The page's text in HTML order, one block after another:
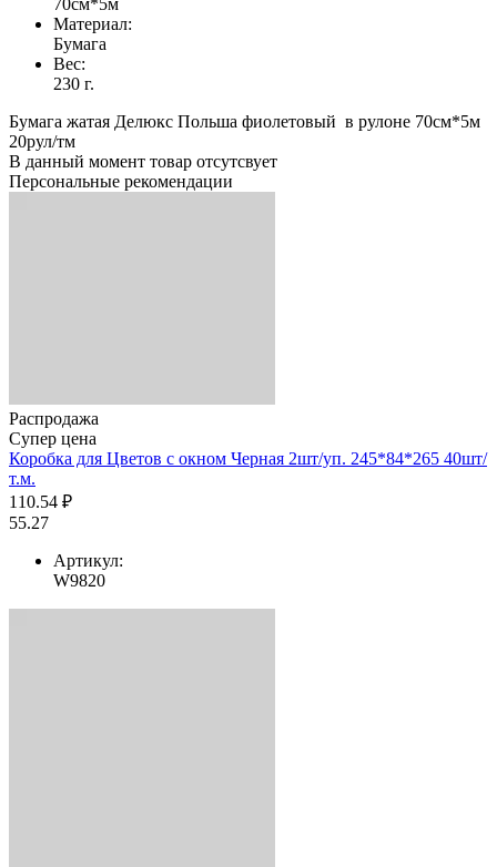
Материал:
Бумага
Вес:
230 г.
Бумага жатая Делюкс Польша фиолетовый в рулоне 70см*5м
20рул/тм
В данный момент товар отсутсвует
Персональные рекомендации
Распродажа
Супер цена
Коробка для Цветов с окном Черная 2шт/уп. 245*84*265 40шт/
т.м.
110.54 ₽
55.27
Артикул:
W9820